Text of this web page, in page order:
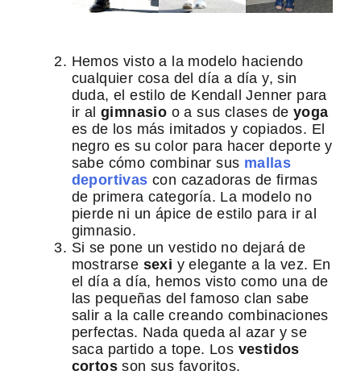
Hemos visto a la modelo haciendo
cualquier cosa del día a día y, sin
duda, el estilo de Kendall Jenner para
ir al gimnasio o a sus clases de yoga
es de los más imitados y copiados. El
negro es su color para hacer deporte y
sabe cómo combinar sus mallas
deportivas con cazadoras de firmas
de primera categoría. La modelo no
pierde ni un ápice de estilo para ir al
gimnasio.
Si se pone un vestido no dejará de
mostrarse sexi y elegante a la vez. En
el día a día, hemos visto como una de
las pequeñas del famoso clan sabe
salir a la calle creando combinaciones
perfectas. Nada queda al azar y se
saca partido a tope. Los vestidos
cortosson sus favoritos.